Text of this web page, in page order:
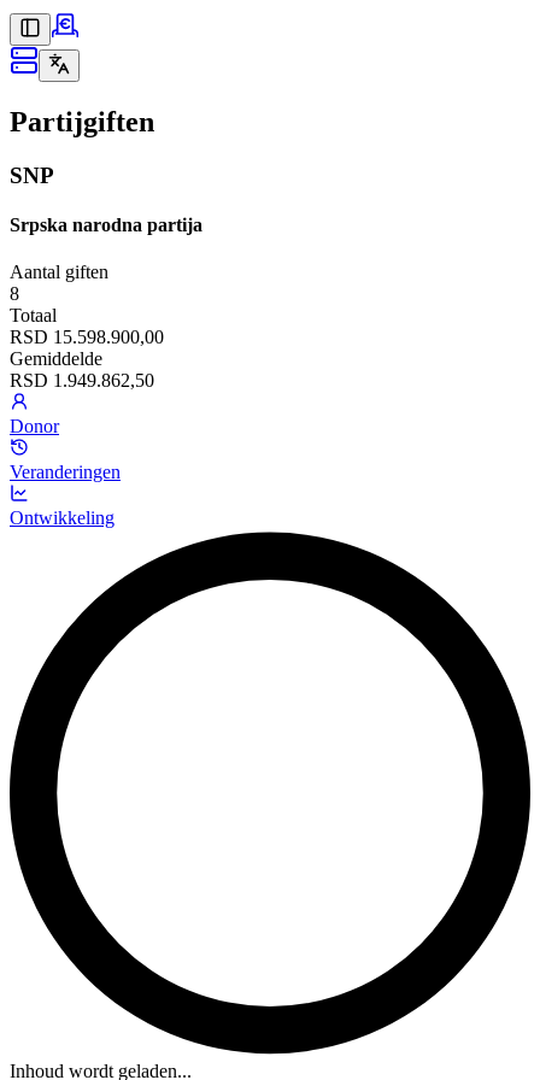
Partijgiften
SNP
Srpska narodna partija
Aantal giften
8
Totaal
RSD 15.598.900,00
Gemiddelde
RSD 1.949.862,50
Donor
Veranderingen
Ontwikkeling
Inhoud wordt geladen...